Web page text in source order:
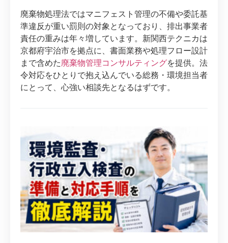
廃棄物処理法ではマニフェスト管理の不備や委託基
準違反が重い罰則の対象となっており、排出事業者
責任の重みは年々増しています。新関西テクニカは
京都府宇治市を拠点に、書面業務や処理フロー設計
まで含めた廃棄物管理コンサルティングを提供。法
令対応をひとりで抱え込んでいる総務・環境担当者
にとって、心強い相談先となるはずです。